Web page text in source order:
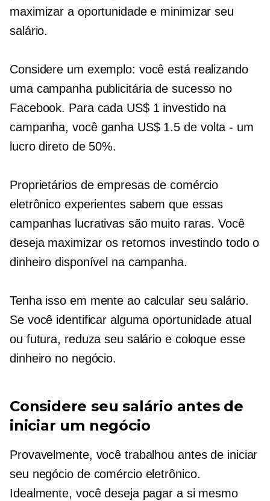
maximizar a oportunidade e minimizar seu
salário.
Considere um exemplo: você está realizando
uma campanha publicitária de sucesso no
Facebook. Para cada US$ 1 investido na
campanha, você ganha US$ 1.5de volta - um
lucro direto de 50%.
Proprietários de empresas de comércio
eletrônico experientes sabem que essas
campanhas lucrativas são muito raras. Você
deseja maximizar os retornos investindo todo o
dinheiro disponível na campanha.
Tenha isso em mente ao calcular seu salário.
Se você identificar alguma oportunidade atual
ou futura, reduza seu salário e coloque esse
dinheiro no negócio.
Considere seu salário antes de
iniciar um negócio
Provavelmente, você trabalhou antes de iniciar
seu negócio de comércio eletrônico.
Idealmente, você deseja pagar a si mesmo